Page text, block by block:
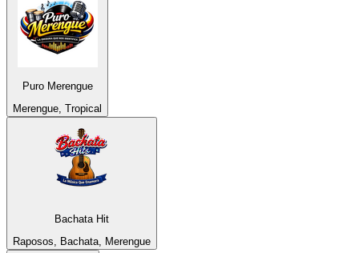
Puro Merengue
Merengue, Tropical
Bachata Hit
Raposos, Bachata, Merengue